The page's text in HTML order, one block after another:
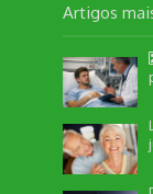
Artigos